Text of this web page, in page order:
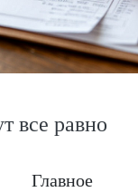
все равно
Главное